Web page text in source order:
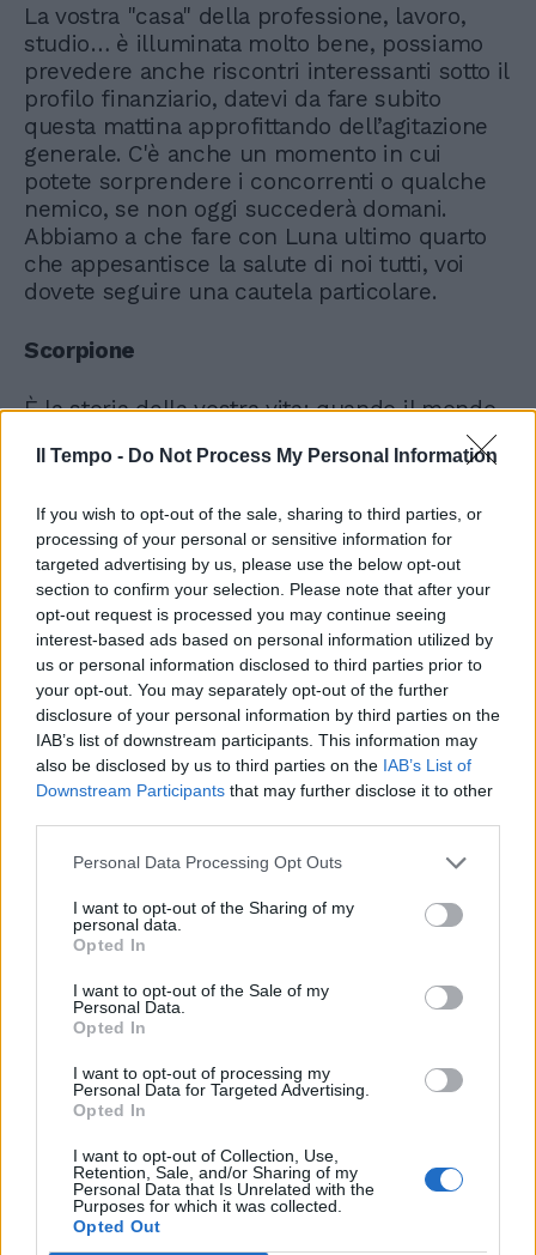
Il Tempo - Do Not Process My Personal Information
If you wish to opt-out of the sale, sharing to third parties, or
processing of your personal or sensitive information for
targeted advertising by us, please use the below opt-out
section to confirm your selection. Please note that after your
opt-out request is processed you may continue seeing
interest-based ads based on personal information utilized by
us or personal information disclosed to third parties prior to
your opt-out. You may separately opt-out of the further
disclosure of your personal information by third parties on the
IAB’s list of downstream participants. This information may
also be disclosed by us to third parties on the IAB’s List of
Downstream Participants that may further disclose it to other
Personal Data Processing Opt Outs
I want to opt-out of the Sharing of my
personal data.
Opted In
I want to opt-out of the Sale of my
Personal Data.
Opted In
I want to opt-out of processing my
Personal Data for Targeted Advertising.
Opted In
I want to opt-out of Collection, Use,
Retention, Sale, and/or Sharing of my
Personal Data that Is Unrelated with the
Purposes for which it was collected.
Opted Out
La vostra "casa" della professione, lavoro,
studio… è illuminata molto bene, possiamo
prevedere anche riscontri interessanti sotto il
profilo finanziario, datevi da fare subito
questa mattina approfittando dell’agitazione
generale. C'è anche un momento in cui
potete sorprendere i concorrenti o qualche
nemico, se non oggi succederà domani.
Abbiamo a che fare con Luna ultimo quarto
che appesantisce la salute di noi tutti, voi
dovete seguire una cautela particolare.
Scorpione
È la storia della vostra vita: quando il mondo
va in tilt, voi funzionate. Anzi aumentate di
forza fisica e mentale, ragione per cui siete
negativa, anzi sarà di giorno in giorno più
potente fino alla nuova Luna in Pesci del 19
marzo, protegge il lavoro e il denaro. Ci può
essere anche l'aiuto di circostanze fortunate
pure in amore, visto il potere di Giove, ma
vincete comunque con il sex appeal. Cautela
e controllo della salute.
Sagittario
Ultimo quarto nel vostro segno si verifica
domani mattina ma già oggi lo stress fisico
aumenta. La stanchezza si vince con il
nervosa richiede una pausa. Se possibile,
evitate lavori mentali impegnativi, evitate
giorni sono indicati per eliminare rami secchi
e per strappare erbacce nel giardino della
essere ancora liberati da qualcosa successo
tempo fa.
Capricorno
Benvenuti in una settimana ad alto potenziale